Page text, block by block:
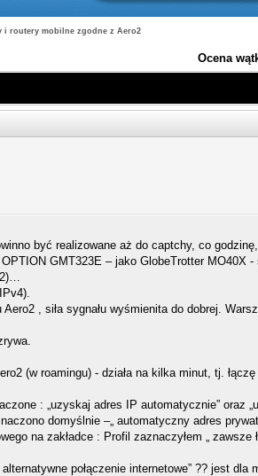
i routery mobilne zgodne z Aero2
Ocena
być realizowane aż do captchy, co
GMT323E – jako GlobeTrotter MO40X
, siła sygnału wyśmienita do dobrej.
(w roamingu) - działa na kilka minut, tj.
: „uzyskaj adres IP automatycznie” oraz
domyślnie –„ automatyczny adres
na zakładce : Profil zaznaczyłem „
połączenie internetowe” ?? jest dla